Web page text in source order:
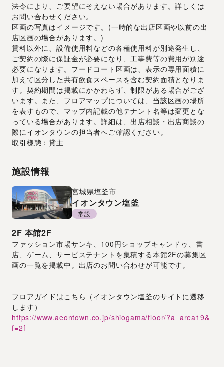
法令により、ご要望にそえない場合があります。詳しくは
お問い合わせください。
区画の写真はイメージです。(一時的な出店区画や以前の出
店区画の場合があります。)
賃料以外に、設備使用料などの各種使用料が別途発生し、
ご契約の際に保証金が必要になり、工事費等の費用が別途
必要になります。フードコート区画は、表示の専用面積に
加えて区分した共有飲食スペースを含む契約面積となりま
す。契約期間は掲載にかかわらず、制限がある場合がござ
います。また、フロアマップについては、当該区画の場所
を表すもので、マップ内記載の他テナント名等は変更とな
っている場合があります。詳細は、出店相談・出店商談の
際にイオンタウンの担当者へご確認ください。
取引様態：貸主
施設情報
宮城県塩釜市
イオンタウン塩釜
常設
2F 本館2F
ファッション市場サンキ、100円ショップキャンドゥ、書
店、ゲーム、サービステナントを集積する本館2Fの募集区
画の一覧を掲載中。出店のお問い合わせが可能です。
フロアガイドはこちら（イオンタウン塩釜のサイトに遷移
します）
https://www.aeontown.co.jp/shiogama/floor/?a=area19&
f=2f